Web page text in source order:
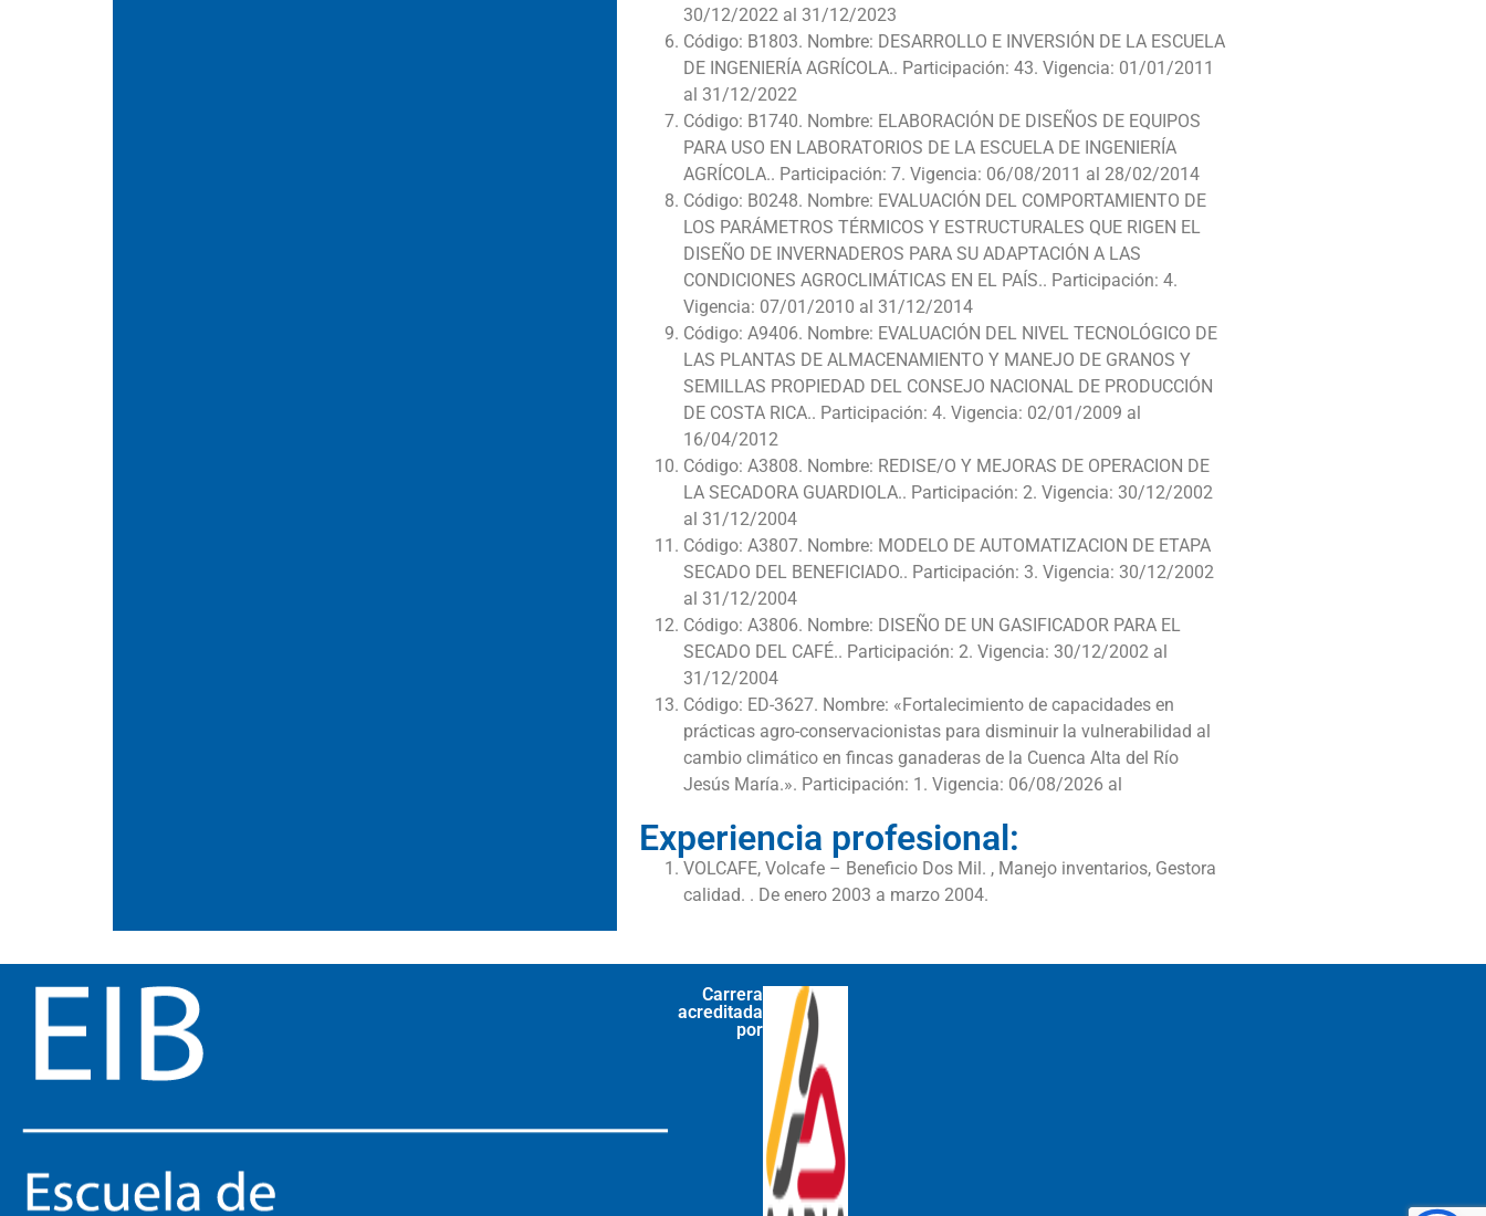
30/12/2022 al 31/12/2023
Código: B1803. Nombre: DESARROLLO E INVERSIÓN DE LA ESCUELA
DE INGENIERÍA AGRÍCOLA.. Participación: 43. Vigencia: 01/01/2011
al 31/12/2022
Código: B1740. Nombre: ELABORACIÓN DE DISEÑOS DE EQUIPOS
PARA USO EN LABORATORIOS DE LA ESCUELA DE INGENIERÍA
AGRÍCOLA.. Participación: 7. Vigencia: 06/08/2011 al 28/02/2014
Código: B0248. Nombre: EVALUACIÓN DEL COMPORTAMIENTO DE
LOS PARÁMETROS TÉRMICOS Y ESTRUCTURALES QUE RIGEN EL
DISEÑO DE INVERNADEROS PARA SU ADAPTACIÓN A LAS
CONDICIONES AGROCLIMÁTICAS EN EL PAÍS.. Participación: 4.
Vigencia: 07/01/2010 al 31/12/2014
Código: A9406. Nombre: EVALUACIÓN DEL NIVEL TECNOLÓGICO DE
LAS PLANTAS DE ALMACENAMIENTO Y MANEJO DE GRANOS Y
SEMILLAS PROPIEDAD DEL CONSEJO NACIONAL DE PRODUCCIÓN
DE COSTA RICA.. Participación: 4. Vigencia: 02/01/2009 al
16/04/2012
Código: A3808. Nombre: REDISE/O Y MEJORAS DE OPERACION DE
LA SECADORA GUARDIOLA.. Participación: 2. Vigencia: 30/12/2002
al 31/12/2004
Código: A3807. Nombre: MODELO DE AUTOMATIZACION DE ETAPA
SECADO DEL BENEFICIADO.. Participación: 3. Vigencia: 30/12/2002
al 31/12/2004
Código: A3806. Nombre: DISEÑO DE UN GASIFICADOR PARA EL
SECADO DEL CAFÉ.. Participación: 2. Vigencia: 30/12/2002 al
31/12/2004
Código: ED-3627. Nombre: «Fortalecimiento de capacidades en
prácticas agro-conservacionistas para disminuir la vulnerabilidad al
cambio climático en fincas ganaderas de la Cuenca Alta del Río
Jesús María.». Participación: 1. Vigencia: 06/08/2026 al
Experiencia profesional:
VOLCAFE, Volcafe – Beneficio Dos Mil. , Manejo inventarios, Gestora
calidad. . De enero 2003 a marzo 2004.
Carrera
acreditada
por